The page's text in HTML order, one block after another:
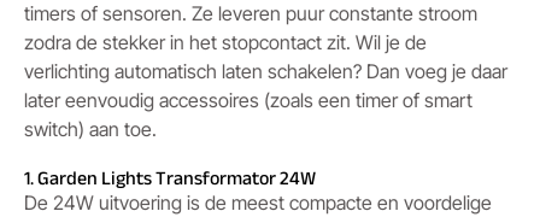
timers of sensoren. Ze leveren puur constante stroom
zodra de stekker in het stopcontact zit. Wil je de
verlichting automatisch laten schakelen? Dan voeg je daar
later eenvoudig accessoires (zoals een timer of smart
switch) aan toe.
1. Garden Lights Transformator 24W
De 24W uitvoering is de meest compacte en voordelige